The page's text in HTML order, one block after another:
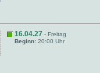
16.04.27 - Freitag
Beginn: 20:00 Uhr